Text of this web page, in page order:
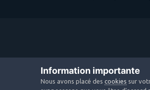
Information importante
Nous avons placé descookies sur